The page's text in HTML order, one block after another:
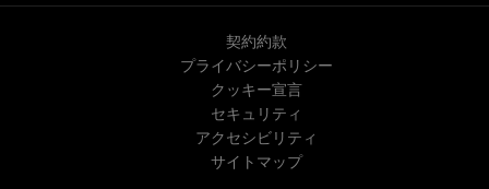
契約約款
プライバシーポリシー
クッキー宣言
セキュリティ
アクセシビリティ
サイトマップ